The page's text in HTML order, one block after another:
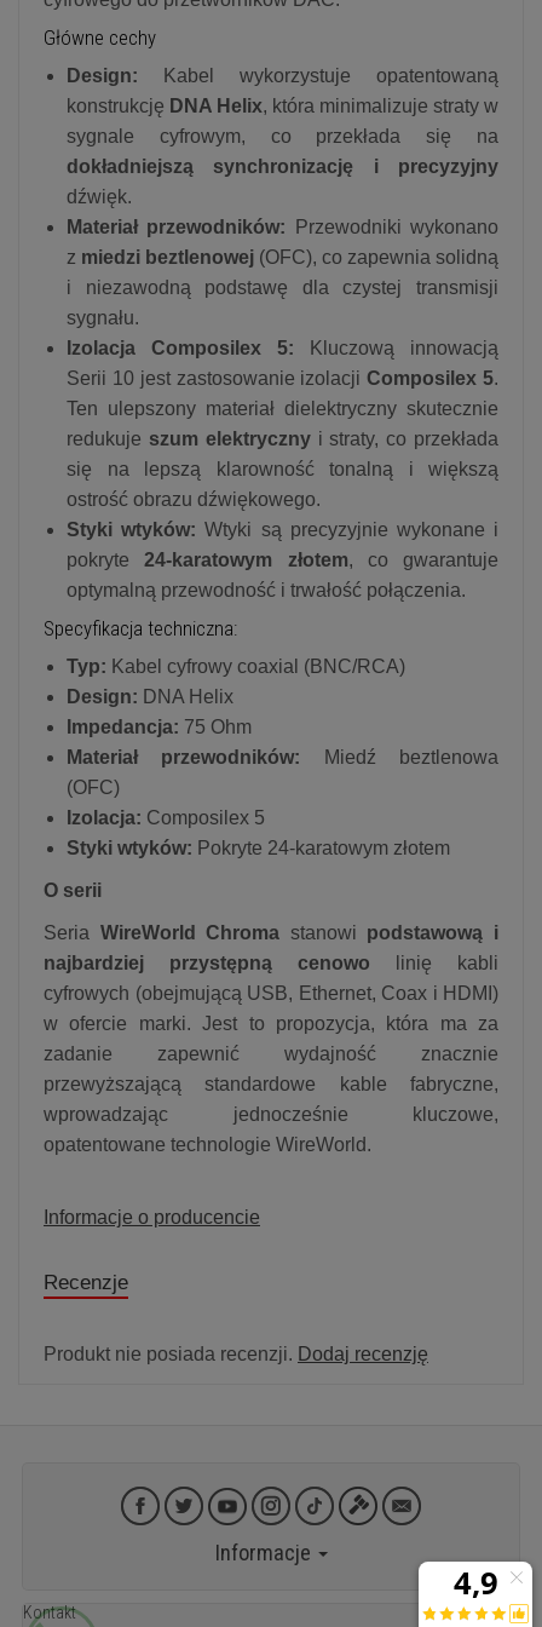
Główne cechy
Design: Kabel wykorzystuje opatentowaną
konstrukcję DNA Helix, która minimalizuje straty w
sygnale cyfrowym, co przekłada się na
dokładniejszą synchronizację i precyzyjny
dźwięk.
Materiał przewodników: Przewodniki wykonano
z miedzi beztlenowej (OFC), co zapewnia solidną
i niezawodną podstawę dla czystej transmisji
sygnału.
Izolacja Composilex 5: Kluczową innowacją
Serii 10 jest zastosowanie izolacjiComposilex 5.
Ten ulepszony materiał dielektryczny skutecznie
redukuje szum elektrycznyi straty, co przekłada
się na lepszą klarowność tonalną i większą
ostrość obrazu dźwiękowego.
Styki wtyków: Wtyki są precyzyjnie wykonane i
pokryte24-karatowym złotem, co gwarantuje
optymalną przewodność i trwałość połączenia.
Specyfikacja techniczna:
Typ: Kabel cyfrowy coaxial (BNC/RCA)
Design: DNA Helix
Impedancja: 75 Ohm
Materiał przewodników: Miedź beztlenowa
(OFC)
Izolacja: Composilex 5
Styki wtyków: Pokryte 24-karatowym złotem
O serii
Seria WireWorld Chroma stanowi podstawową i
najbardziej przystępną cenowo linię kabli
cyfrowych (obejmującą USB, Ethernet, Coax i HDMI)
w ofercie marki. Jest to propozycja, która ma za
zadanie zapewnić wydajność znacznie
przewyższającą standardowe kable fabryczne,
wprowadzając jednocześnie kluczowe,
opatentowane technologie WireWorld.
Informacje o producencie
Recenzje
Produkt nie posiada recenzji. Dodaj recenzję
Informacje
Kontakt